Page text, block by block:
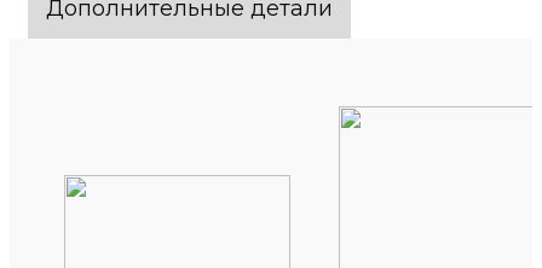
Дополнительные детали